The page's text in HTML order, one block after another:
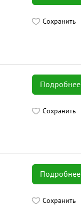
Сохранить
Подробнее
Сохранить
Подробнее
Сохранить